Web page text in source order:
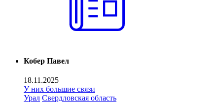
Кобер Павел
18.11.2025
У них большие связи
Урал Свердловская область